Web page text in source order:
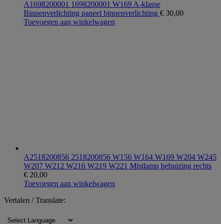
A1698200001 1698200001 W169 A-klasse
Binnenverlichting paneel binnenverlichting € 30,00
Toevoegen aan winkelwagen
A2518200856 2518200856 W156 W164 W169 W204 W245
W207 W212 W216 W219 W221 Mistlamp behuizing rechts
€ 20,00
Toevoegen aan winkelwagen
Vertalen / Translate: